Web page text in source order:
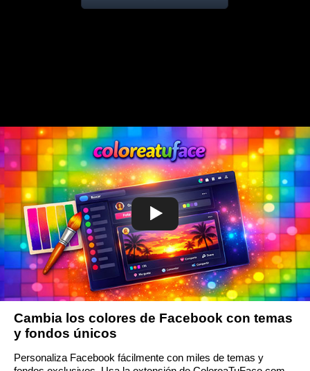
Cambia los colores de Facebook con temas
y fondos únicos
Personaliza Facebook fácilmente con miles de temas y